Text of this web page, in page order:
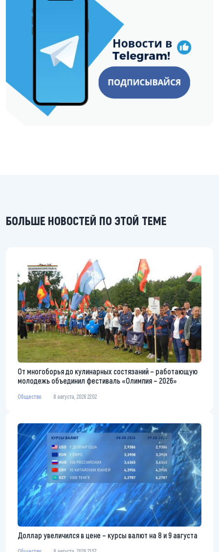
БОЛЬШЕ НОВОСТЕЙ ПО ЭТОЙ ТЕМЕ
От многоборья до кулинарных состязаний – работающую
молодежь объединил фестиваль «Олимпия – 2026»
Общество 8 августа, 2026 22:02
Доллар увеличился в цене – курсы валют на 8 и 9 августа